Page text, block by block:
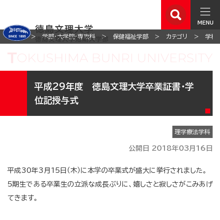
MENU
ホーム 学部・大学院・専攻科 保健福祉学部 カテゴリ 学科
平成29年度 徳島文理大学卒業証書・学
位記授与式
理学療法学科
公開日 2018年03月16日
平成30年3月15日（木）に本学の卒業式が盛大に挙行されました。
5期生である卒業生の立派な成長ぶりに、嬉しさと寂しさがこみあげ
てきます。